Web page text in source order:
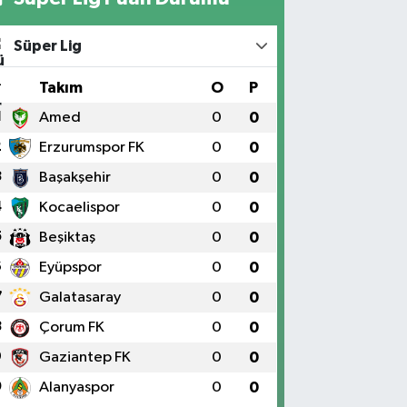
Süper Lig
Takım O P
Amed 0 0
Erzurumspor FK 0 0
Başakşehir 0 0
Kocaelispor 0 0
Beşiktaş 0 0
Eyüpspor 0 0
Galatasaray 0 0
Çorum FK 0 0
Gaziantep FK 0 0
Alanyaspor 0 0